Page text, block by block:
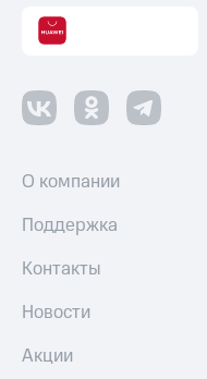
О компании
Поддержка
Контакты
Новости
Акции